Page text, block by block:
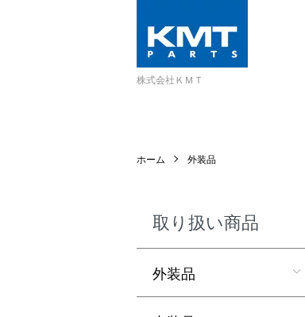
株式会社ＫＭＴ
ホーム 外装品
取り扱い商品
外装品